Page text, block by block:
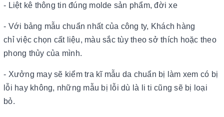
- Liệt kê thông tin đúng molde sản phẩm, đời xe
- Với bảng mẫu chuẩn nhất của công ty, Khách hàng
chỉ việc chọn cất liệu, màu sắc tùy theo sở thích hoặc theo
phong thủy của mình.
- Xưởng may sẽ kiểm tra kĩ mẫu da chuẩn bị làm xem có bị
lỗi hay không, những mẫu bị lỗi dù là li ti cũng sẽ bị loại
bỏ.